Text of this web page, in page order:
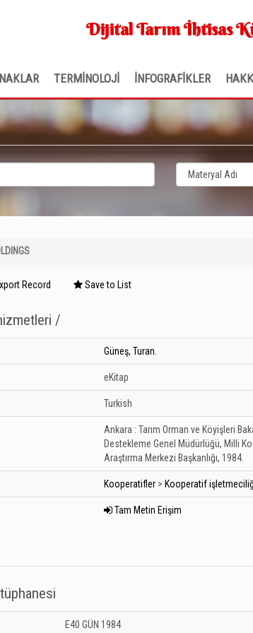
Dijital Tarım İhtisas
TERMİNOLOJİ İNFOGRAFİKLER
Record Save to List
/
Güneş, Turan.
eKitap
Turkish
Ankara : Tarım Orman ve Köyişleri
Destekleme Genel Müdürlüğü, Milli
Araştırma Merkezi Başkanlığı, 1984.
Kooperatifler > Kooperatif
Tam Metin Erişim
Kütüphanesi: UnknownE40 GÜN 1984